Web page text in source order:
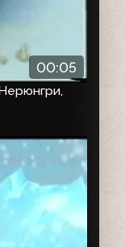
00:05